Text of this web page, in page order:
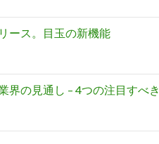
ース。目玉の新機能
界の見通し – 4つの注目すべき